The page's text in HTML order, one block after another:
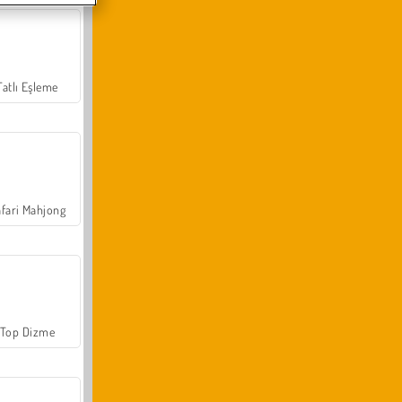
Eşleme
Mahjong
Top Dizme